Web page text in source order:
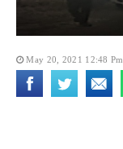
May 20, 2021 12:48 Pm